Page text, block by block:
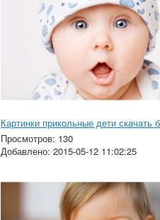
Просмотров: 130
Добавлено: 2015-05-12 11:02:25